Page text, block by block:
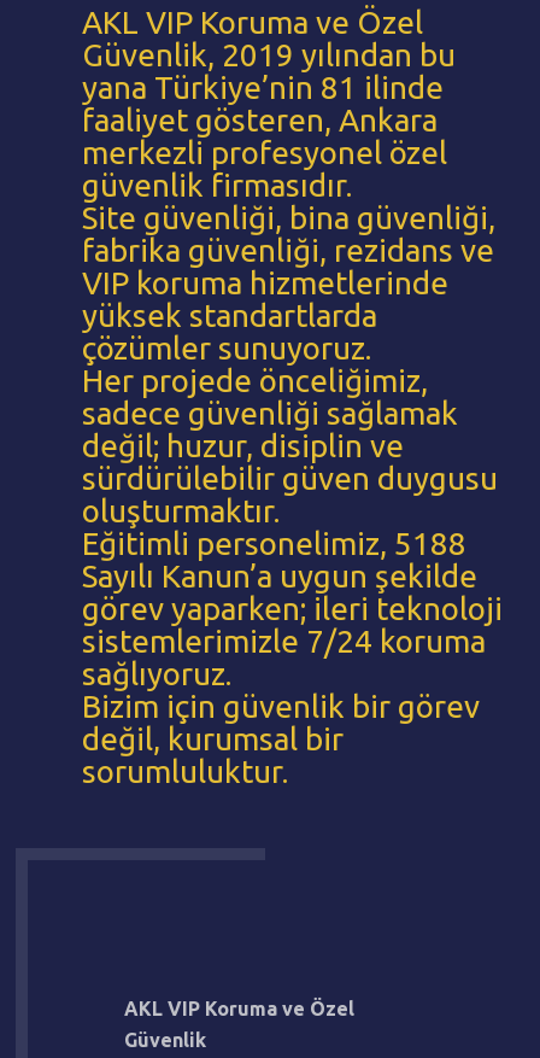
AKL VIP Koruma ve Özel
Güvenlik, 2019 yılından bu
yana Türkiye’nin 81 ilinde
faaliyet gösteren, Ankara
merkezli profesyonel özel
güvenlik firmasıdır.
Site güvenliği, bina güvenliği,
fabrika güvenliği, rezidans ve
VIP koruma hizmetlerinde
yüksek standartlarda
çözümler sunuyoruz.
Her projede önceliğimiz,
sadece güvenliği sağlamak
değil; huzur, disiplin ve
sürdürülebilir güven duygusu
oluşturmaktır.
Eğitimli personelimiz, 5188
Sayılı Kanun’a uygun şekilde
görev yaparken; ileri teknoloji
sistemlerimizle 7/24 koruma
sağlıyoruz.
Bizim için güvenlik bir görev
değil, kurumsal bir
sorumluluktur.
AKL VIP Koruma ve Özel
Güvenlik